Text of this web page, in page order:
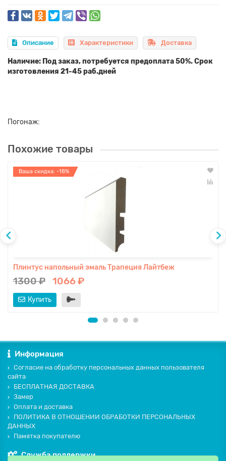
Описание Характеристики Доставка
Наличие: Под заказ, потребуется предоплата 50%. Срок
изготовления 21-45 раб.дней
Погонаж:
Похожие товары
Ваша скидка: -18%
Плинтус напольный эмаль Трапеция Лайтбеж
1300 ₽ 1066 ₽
Купить
Информация
Согласие на обработку персональных данных пользователя
сайта
БЕСПЛАТНАЯ ДОСТАВКА
Замер
Оплата и доставка
ПОЛИТИКА В ОТНОШЕНИИ ОБРАБОТКИ ПЕРСОНАЛЬНЫХ
ДАННЫХ
Памятка покупателю
Служба поддержки